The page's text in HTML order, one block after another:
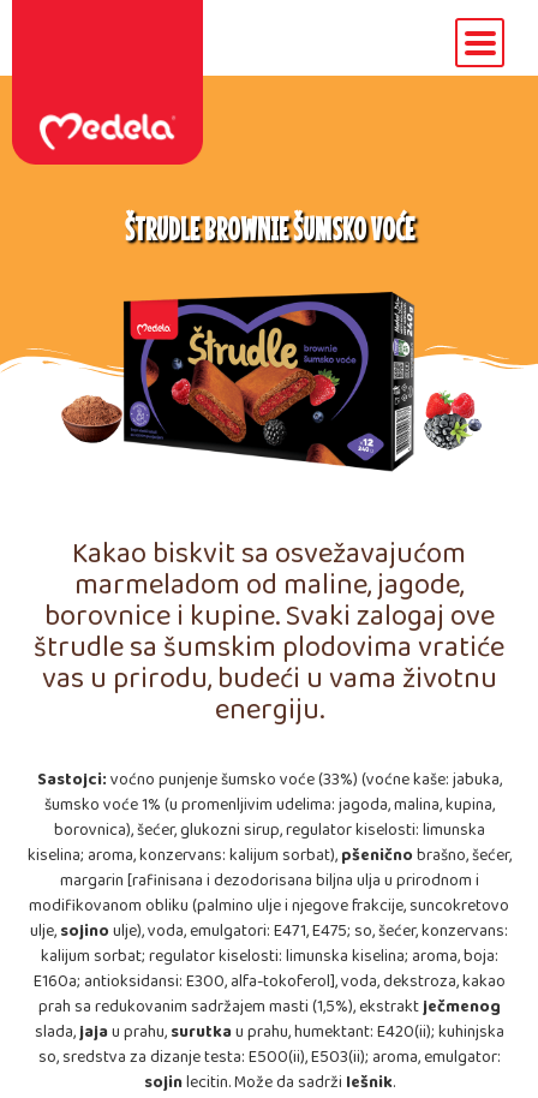
ŠTRUDLE BROWNIE ŠUMSKO VOĆE
Kakao biskvit sa osvežavajućom
marmeladom od maline, jagode,
borovnice i kupine. Svaki zalogaj ove
štrudle sa šumskim plodovima vratiće
vas u prirodu, budeći u vama životnu
energiju.
Sastojci:voćno punjenje šumsko voće (33%) (voćne kaše: jabuka,
šumsko voće 1% (u promenljivim udelima: jagoda, malina, kupina,
borovnica), šećer, glukozni sirup, regulator kiselosti: limunska
kiselina; aroma, konzervans: kalijum sorbat),pšeničnobrašno, šećer,
margarin [rafinisana i dezodorisana biljna ulja u prirodnom i
modifikovanom obliku (palmino ulje i njegove frakcije, suncokretovo
ulje,sojinoulje), voda, emulgatori: E471, E475; so, šećer, konzervans:
kalijum sorbat; regulator kiselosti: limunska kiselina; aroma, boja:
E160a; antioksidansi: E300, alfa-tokoferol], voda, dekstroza, kakao
prah sa redukovanim sadržajem masti (1,5%), ekstraktječmenog
slada,jajau prahu,surutkau prahu, humektant: E420(ii); kuhinjska
so, sredstva za dizanje testa: E500(ii), E503(ii); aroma, emulgator:
sojinlecitin. Može da sadrži lešnik.